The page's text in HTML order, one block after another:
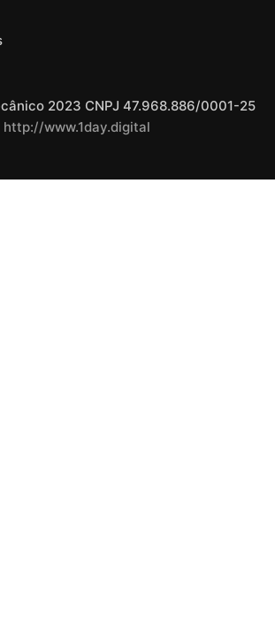
2023 CNPJ 47.968.886/0001-25
http://www.1day.digital